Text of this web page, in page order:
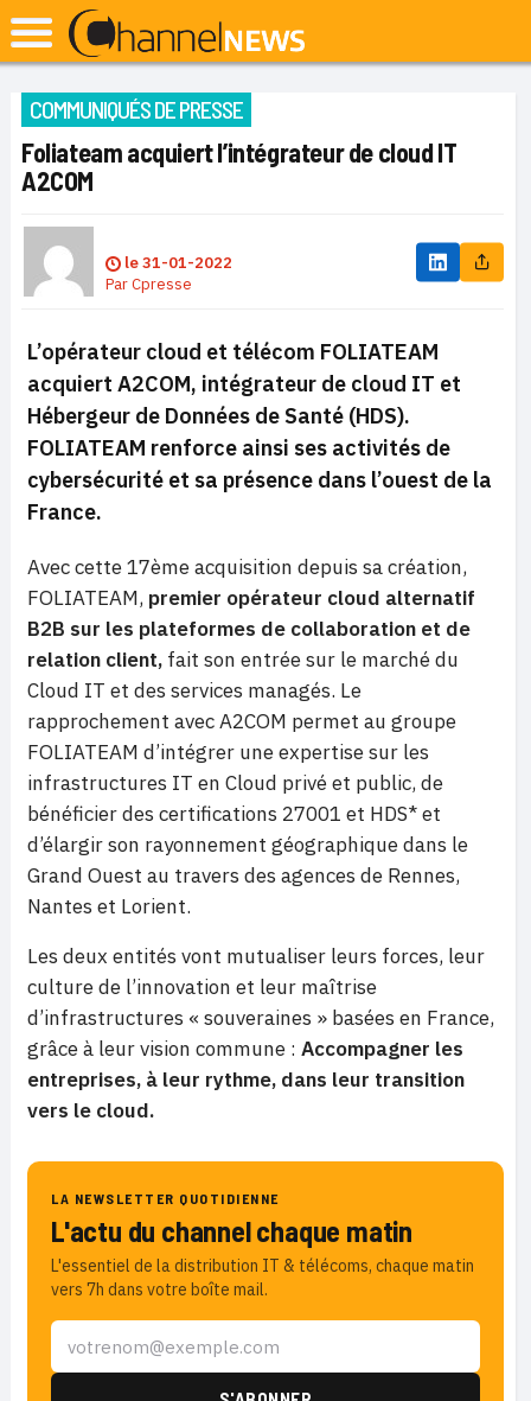
COMMUNIQUÉS DE PRESSE
Foliateam acquiert l’intégrateur de cloud IT
A2COM
le31-01-2022
ParCpresse
L’opérateur cloud et télécom FOLIATEAM
acquiert A2COM, intégrateur de cloud IT et
Hébergeur de Données de Santé (HDS).
FOLIATEAM renforce ainsi ses activités de
cybersécurité et sa présence dans l’ouest de la
France.
Avec cette 17ème acquisition depuis sa création,
FOLIATEAM, premier opérateur cloud alternatif
B2B sur les plateformes de collaboration et de
relation client, fait son entrée sur le marché du
Cloud IT et des services managés. Le
rapprochement avec A2COM permet au groupe
FOLIATEAM d’intégrer une expertise sur les
infrastructures IT en Cloud privé et public, de
bénéficier des certifications 27001 et HDS* et
d’élargir son rayonnement géographique dans le
Grand Ouest au travers des agences de Rennes,
Nantes et Lorient.
Les deux entités vont mutualiser leurs forces, leur
culture de l’innovation et leur maîtrise
d’infrastructures « souveraines » basées en France,
grâce à leur vision commune : Accompagner les
entreprises, à leur rythme, dans leur transition
vers le cloud.
LA NEWSLETTER QUOTIDIENNE
L'actu du channel chaque matin
L'essentiel de la distribution IT & télécoms, chaque matin
vers 7h dans votre boîte mail.